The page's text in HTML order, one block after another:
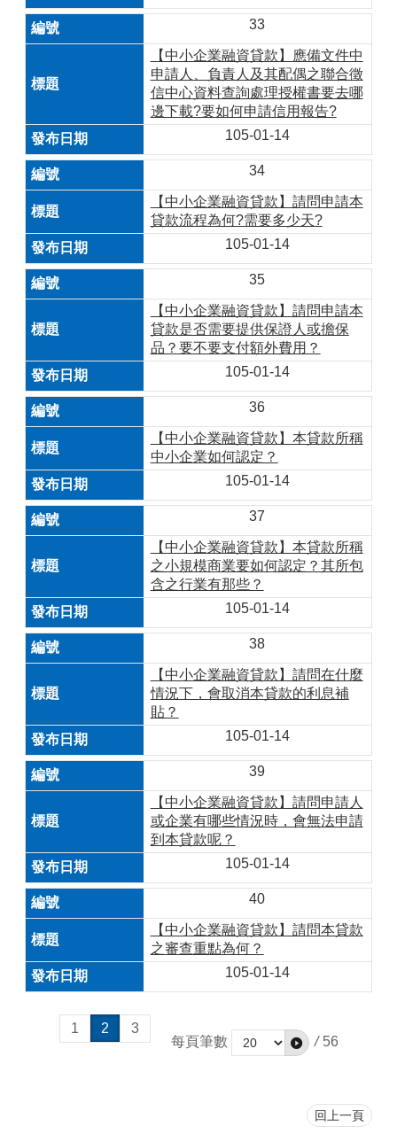
33
【中小企業融資貸款】應備文件中
申請人、負責人及其配偶之聯合徵
信中心資料查詢處理授權書要去哪
邊下載?要如何申請信用報告?
105-01-14
34
【中小企業融資貸款】請問申請本
貸款流程為何?需要多少天?
105-01-14
35
【中小企業融資貸款】請問申請本
貸款是否需要提供保證人或擔保
品？要不要支付額外費用？
105-01-14
36
【中小企業融資貸款】本貸款所稱
中小企業如何認定？
105-01-14
37
【中小企業融資貸款】本貸款所稱
之小規模商業要如何認定？其所包
含之行業有那些？
105-01-14
38
【中小企業融資貸款】請問在什麼
情況下，會取消本貸款的利息補
貼？
105-01-14
39
【中小企業融資貸款】請問申請人
或企業有哪些情況時，會無法申請
到本貸款呢？
105-01-14
40
【中小企業融資貸款】請問本貸款
之審查重點為何？
105-01-14
1 2
3
每頁筆數
/ 56
回上一頁